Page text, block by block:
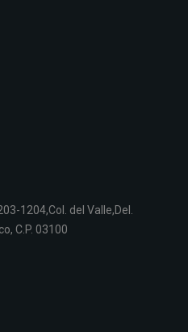
1204,Col. del Valle,Del.
C.P. 03100